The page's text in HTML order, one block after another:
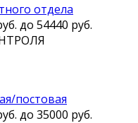
отдела
до 54440 руб.
постовая
до 35000 руб.